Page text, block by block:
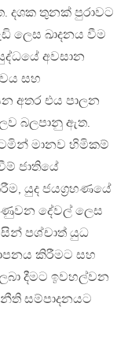
දශක තුනක් පුරාවට
ලෙස ඛාදනය වීම
අවසාන
සහ
අතර එය පාලන
බලපානු ඇත.
මානව හිමිකම්
ජාතියේ
යුද ජයග‍්‍රහණයේ
දේවල් ලෙස
පශ්චාත් යුධ
කිරීමට සහ
දීමට ඉවහල්වන
සම්පාදනයට